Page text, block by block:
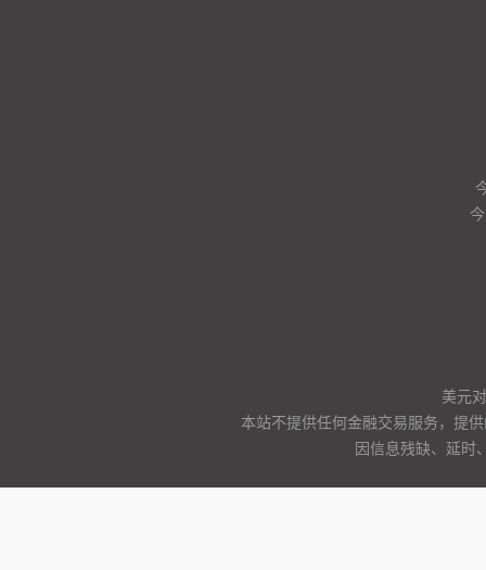
美元
本站不提供任何金融交易服务，提
因信息残缺、延时